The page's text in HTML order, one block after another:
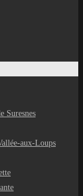
Suresnes
aux-Loups